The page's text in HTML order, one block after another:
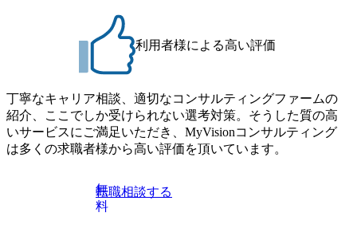
利用者様による高い評価
丁寧なキャリア相談、適切なコンサルティングファームの
紹介、ここでしか受けられない選考対策。そうした質の高
いサービスにご満足いただき、MyVisionコンサルティング
は多くの求職者様から高い評価を頂いています。
無
料
転職相談する